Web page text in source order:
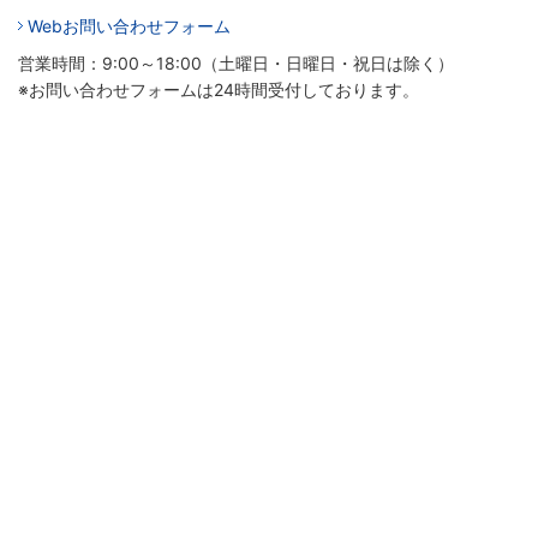
Webお問い合わせフォーム
営業時間：9:00～18:00（土曜日・日曜日・祝日は除く）
※お問い合わせフォームは24時間受付しております。